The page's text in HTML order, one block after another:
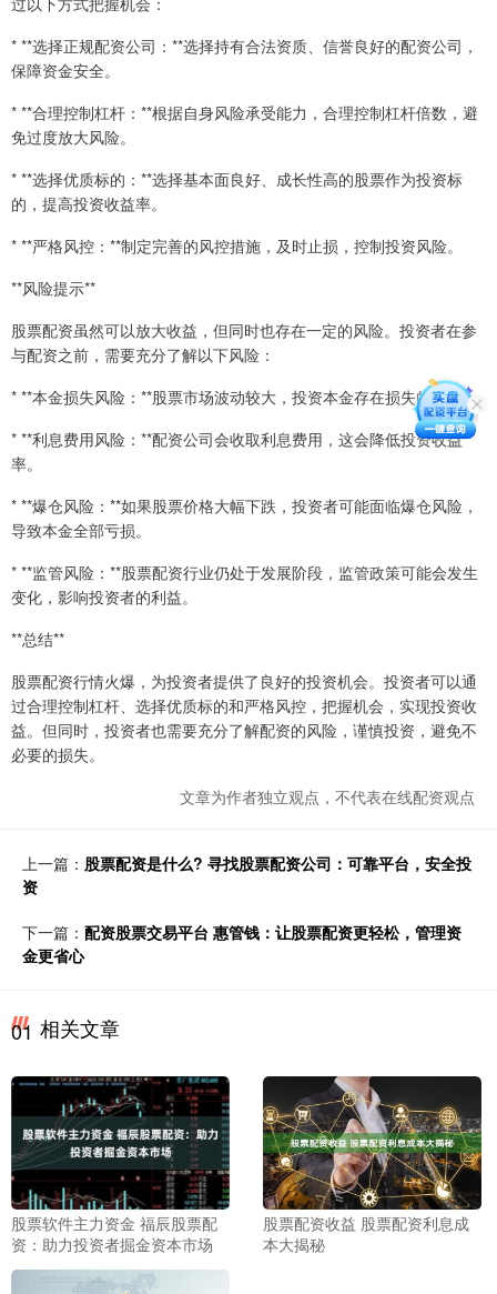
* **选择正规配资公司：**选择持有合法资质、信誉良好的配资公司，
保障资金安全。
* **合理控制杠杆：**根据自身风险承受能力，合理控制杠杆倍数，避
免过度放大风险。
* **选择优质标的：**选择基本面良好、成长性高的股票作为投资标
的，提高投资收益率。
* **严格风控：**制定完善的风控措施，及时止损，控制投资风险。
**风险提示**
股票配资虽然可以放大收益，但同时也存在一定的风险。投资者在参
与配资之前，需要充分了解以下风险：
* **本金损失风险：**股票市场波动较大，投资本金存在损失的风险。
* **利息费用风险：**配资公司会收取利息费用，这会降低投资收益
率。
* **爆仓风险：**如果股票价格大幅下跌，投资者可能面临爆仓风险，
导致本金全部亏损。
* **监管风险：**股票配资行业仍处于发展阶段，监管政策可能会发生
变化，影响投资者的利益。
**总结**
股票配资行情火爆，为投资者提供了良好的投资机会。投资者可以通
过合理控制杠杆、选择优质标的和严格风控，把握机会，实现投资收
益。但同时，投资者也需要充分了解配资的风险，谨慎投资，避免不
必要的损失。
文章为作者独立观点，不代表在线配资观点
上一篇： 股票配资是什么? 寻找股票配资公司：可靠平台，安全投
资
下一篇： 配资股票交易平台 惠管钱：让股票配资更轻松，管理资
金更省心
01 相关文章
股票软件主力资金 福辰股票配
资：助力投资者掘金资本市场
股票配资收益 股票配资利息成
本大揭秘